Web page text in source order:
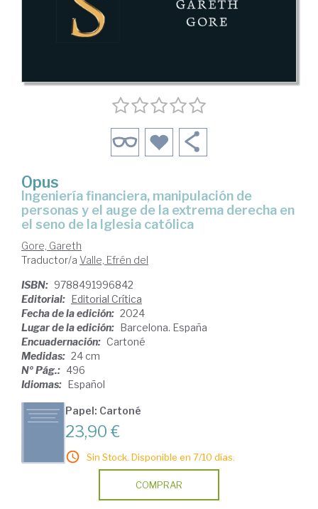
Opus
ingeniería financiera, manipulación de
personas y el auge de la extrema derecha en
el seno de la Iglesia católica
Gore, Gareth
Traductor/a Valle, Efrén del
ISBN: 9788491996842
Editorial: Editorial Crítica
Fecha de la edición: 2024
Lugar de la edición: Barcelona. España
Encuadernación: Cartoné
Medidas: 24 cm
Nº Pág.: 496
Idiomas: Español
Papel: Cartoné
23,90 €
Sin Stock. Disponible en 7/10 días.
COMPRAR